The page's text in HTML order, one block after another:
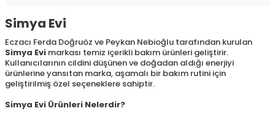
Simya Evi
Eczacı Ferda Doğruöz ve Peykan Nebioğlu tarafından kurulan
Simya Evi markası temiz içerikli bakım ürünleri geliştirir.
Kullanıcılarının cildini düşünen ve doğadan aldığı enerjiyi
ürünlerine yansıtan marka, aşamalı bir bakım rutini için
geliştirilmiş özel seçeneklere sahiptir.
Simya Evi Ürünleri Nelerdir?